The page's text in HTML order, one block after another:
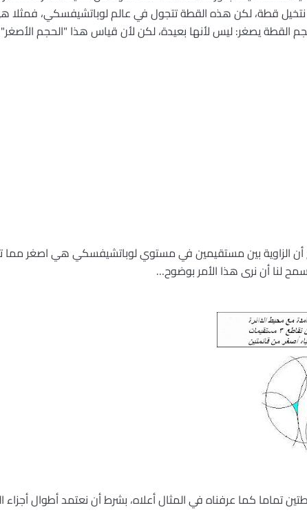
نتخيل قطة، لكن هذه القطة تتجول في عالم لوباتشيفسكي، فمثلا
حجم القطة يصغر: ليس لأنها بعيدة، لكن لأن قياس هذا "الحجم
أن الزاوية بين مستقيمين في مستوي لوباتشيفسكي هي اصغر مما
لنا أن نرى هذا الأمر بوضوح…
تماما كما عرفناه في المثال أعلاه، بشرط أن نعتمد أطوال